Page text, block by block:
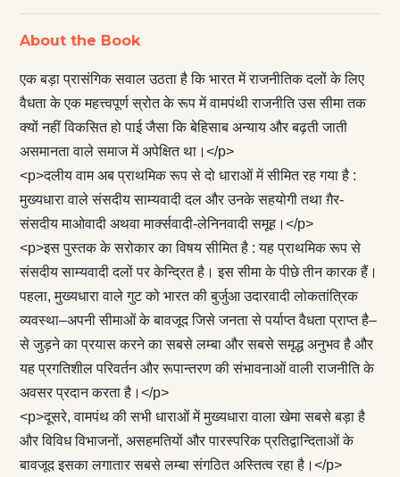
About the Book
एक बड़ा प्रासंगिक सवाल उठता है कि भारत में राजनीतिक दलों के लिए
वैधता के एक महत्त्वपूर्ण स्रोत के रूप में वामपंथी राजनीति उस सीमा तक
क्यों नहीं विकसित हो पाई जैसा कि बेहिसाब अन्याय और बढ़ती जाती
असमानता वाले समाज में अपेक्षित था।</p>
<p>दलीय वाम अब प्राथमिक रूप से दो धाराओं में सीमित रह गया है :
मुख्यधारा वाले संसदीय साम्यवादी दल और उनके सहयोगी तथा ग़ैर-
संसदीय माओवादी अथवा मार्क्सवादी-लेनिनवादी समूह।</p>
<p>इस पुस्तक के सरोकार का विषय सीमित है : यह प्राथमिक रूप से
संसदीय साम्यवादी दलों पर केन्द्रित है। इस सीमा के पीछे तीन कारक हैं।
पहला, मुख्यधारा वाले गुट को भारत की बुर्जुआ उदारवादी लोकतांत्रिक
व्यवस्था–अपनी सीमाओं के बावजूद जिसे जनता से पर्याप्त वैधता प्राप्त है–
से जुड़ने का प्रयास करने का सबसे लम्बा और सबसे समृद्ध अनुभव है और
यह प्रगतिशील परिवर्तन और रूपान्‍तरण की संभावनाओं वाली राजनीति के
अवसर प्रदान करता है।</p>
<p>दूसरे, वामपंथ की सभी धाराओं में मुख्यधारा वाला खेमा सबसे बड़ा है
और विविध विभाजनों, असहमतियों और पारस्परिक प्रतिद्वान्दिताओं के
बावजूद इसका लगातार सबसे लम्बा संगठित अस्तित्व रहा है।</p>